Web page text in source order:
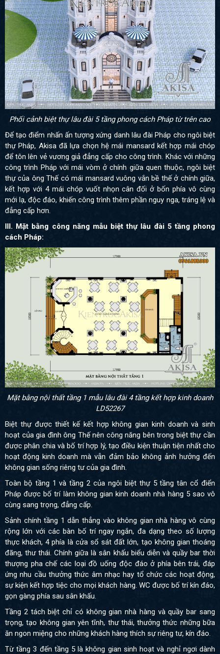
Phối cảnh biệt thự lâu đài 5 tầng phong cách Pháp từ trên cao
Để tạo điểm nhấn ấn tượng xứng danh lâu đài Pháp cho ngôi biệt
thự Pháp, Akisa đã lựa chọn hệ mái mansard kết hợp mái chóp
để tôn lên vẻ vương giả đẳng cấp cho công trình. Khác với những
công trình Pháp với mái vòm ở chính giữa quen thuộc, ngôi biệt
thự của ông Thế có mái mansard vuông vắn bề thế ở chính giữa,
kết hợp với 4 mái chóp vuốt nhọn cân đối ở bốn phía vô cùng
mới lạ, độc đáo, khiến công trình thêm phần nguy nga, tráng lệ và
đẳng cấp hơn.
III. Mặt bằng công năng mẫu biệt thự lâu đài 5 tầng phong
cách Pháp:
Mặt bằng nội thất tầng 1 mẫu lâu đài 4 tầng kết hợp kinh doanh
LD52267
Biệt thự được thiết kế kết hợp không gian kinh doanh và sinh
hoạt của gia đình ông Thế nên công năng bên trong biệt thự cần
được phân chia và bố trí hợp lý, tạo điều kiện thuận tiện nhất cho
hoạt động kinh doanh mà vẫn đảm bảo không ảnh hưởng đến
không gian sống riêng tư của gia đình.
Toàn bộ tầng 1 và tầng 2 của ngôi biệt thự 5 tầng tân cổ điển
Pháp được bố trí làm không gian kinh doanh nhà hàng 5 sao vô
cùng sang trọng, đẳng cấp.
Sảnh chính tầng 1 dẫn thẳng vào không gian nhà hàng vô cùng
rộng lớn với các bàn bố trí ngay ngắn, đa dạng theo số lượng
thực khách, 4 phía là cửa sổ sát đất lớn, tạo không gian thoáng
đãng, thư thái. Chính giữa là sân khấu biểu diễn và quầy bar thời
thượng pha chế các loại đồ uống độc đáo ở phía bên trái, đáp
ứng nhu cầu thưởng thức âm nhạc hay tổ chức các hoạt động,
sự kiện kết hợp tiệc cho mọi khách hàng. WC được bố trí kín đáo,
gọn gàng phía sau sân khấu.
Tầng 2 tách biệt chỉ có không gian nhà hàng và quầy bar sang
trọng, tạo không gian yên tĩnh, thư thái, thưởng thức những bữa
ăn ngon miệng cho những khách hàng thích sự riêng tư, kín đáo.
Từ tầng 3 đến tầng 5 là không gian sinh hoạt và nghỉ ngơi dành